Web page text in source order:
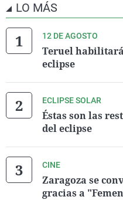
LO MÁS
12 DE AGOSTO
Teruel
eclipse
ECLIPSE SOLAR
Éstas son las
del eclipse
CINE
Zaragoza se
gracias a